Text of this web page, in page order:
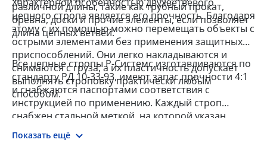
различной длины, такие как трубный прокат,
бревна, доски и прочие элементы, если позволяет
длина цепных ветвей.
цепного стропа является его прочность. Благодаря
этому с их помощью можно перемещать объекты с
острыми элементами без применения защитных
приспособлений. Они легко накладываются и
снимаются с груза, а их пластичность допускает
выполнять строповку практически любым
способом.
Все цепные стропы Р-Системс изготавливаются по
стандарту РД 10-33-93, имеют запас прочности 4:1
и снабжаются паспортами соответствия с
инструкцией по применению. Каждый строп
снабжен стальной меткой, на которой указан
номер, тип, грузоподъемность, длина, запас
прочности, дата изготовления и наименование
Показать ещё